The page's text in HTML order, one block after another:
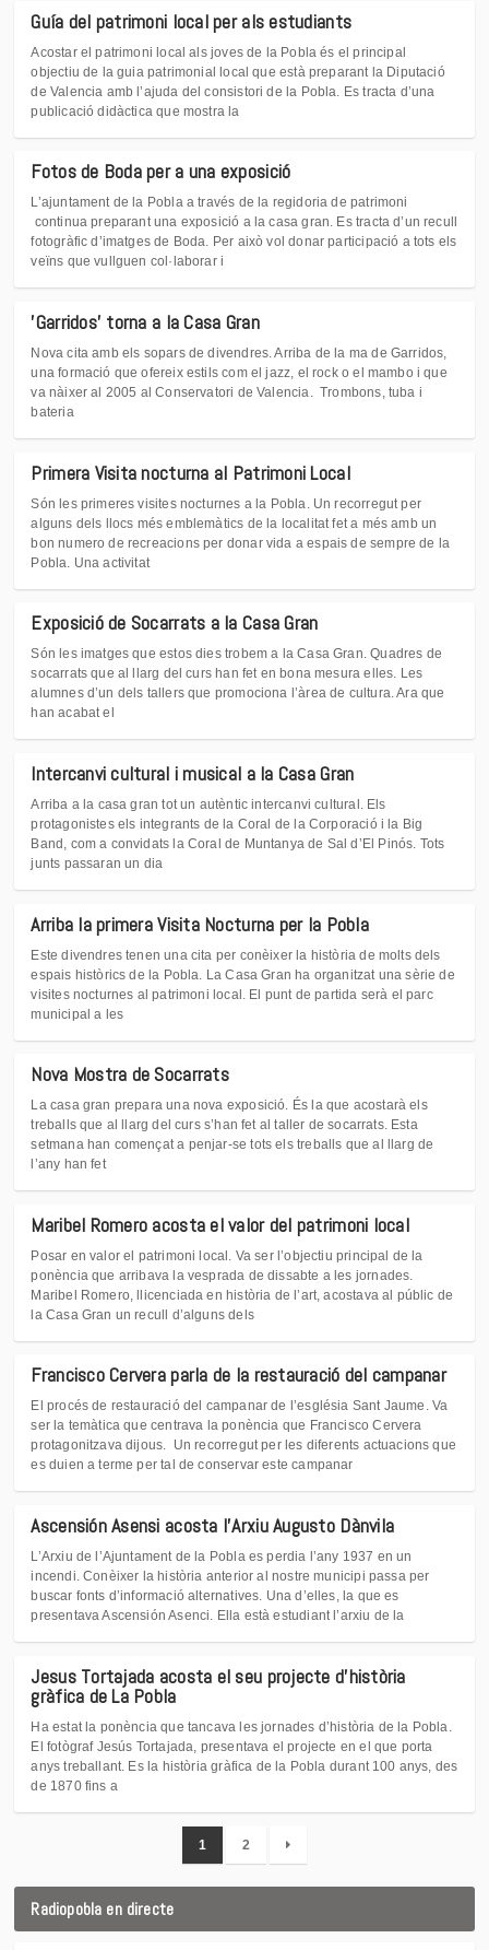
Guía del patrimoni local per als estudiants
Acostar el patrimoni local als joves de la Pobla és el principal
objectiu de la guia patrimonial local que està preparant la Diputació
de Valencia amb l’ajuda del consistori de la Pobla. Es tracta d’una
publicació didàctica que mostra la
Fotos de Boda per a una exposició
L’ajuntament de la Pobla a través de la regidoria de patrimoni
continua preparant una exposició a la casa gran. Es tracta d’un recull
fotogràfic d’imatges de Boda. Per això vol donar participació a tots els
veïns que vullguen col·laborar i
'Garridos' torna a la Casa Gran
Nova cita amb els sopars de divendres. Arriba de la ma de Garridos,
una formació que ofereix estils com el jazz, el rock o el mambo i que
va nàixer al 2005 al Conservatori de Valencia. Trombons, tuba i
bateria
Primera Visita nocturna al Patrimoni Local
Són les primeres visites nocturnes a la Pobla. Un recorregut per
alguns dels llocs més emblemàtics de la localitat fet a més amb un
bon numero de recreacions per donar vida a espais de sempre de la
Pobla. Una activitat
Exposició de Socarrats a la Casa Gran
Són les imatges que estos dies trobem a la Casa Gran. Quadres de
socarrats que al llarg del curs han fet en bona mesura elles. Les
alumnes d’un dels tallers que promociona l’àrea de cultura. Ara que
han acabat el
Intercanvi cultural i musical a la Casa Gran
Arriba a la casa gran tot un autèntic intercanvi cultural. Els
protagonistes els integrants de la Coral de la Corporació i la Big
Band, com a convidats la Coral de Muntanya de Sal d’El Pinós. Tots
junts passaran un dia
Arriba la primera Visita Nocturna per la Pobla
Este divendres tenen una cita per conèixer la història de molts dels
espais històrics de la Pobla. La Casa Gran ha organitzat una sèrie de
visites nocturnes al patrimoni local. El punt de partida serà el parc
municipal a les
Nova Mostra de Socarrats
La casa gran prepara una nova exposició. És la que acostarà els
treballs que al llarg del curs s’han fet al taller de socarrats. Esta
setmana han començat a penjar-se tots els treballs que al llarg de
l’any han fet
Maribel Romero acosta el valor del patrimoni local
Posar en valor el patrimoni local. Va ser l’objectiu principal de la
ponència que arribava la vesprada de dissabte a les jornades.
Maribel Romero, llicenciada en història de l’art, acostava al públic de
la Casa Gran un recull d’alguns dels
Francisco Cervera parla de la restauració del campanar
El procés de restauració del campanar de l’església Sant Jaume. Va
ser la temàtica que centrava la ponència que Francisco Cervera
protagonitzava dijous. Un recorregut per les diferents actuacions que
es duien a terme per tal de conservar este campanar
Ascensión Asensi acosta l'Arxiu Augusto Dànvila
L’Arxiu de l’Ajuntament de la Pobla es perdia l’any 1937 en un
incendi. Conèixer la història anterior al nostre municipi passa per
buscar fonts d’informació alternatives. Una d’elles, la que es
presentava Ascensión Asenci. Ella està estudiant l’arxiu de la
Jesus Tortajada acosta el seu projecte d'història
gràfica de La Pobla
Ha estat la ponència que tancava les jornades d’història de la Pobla.
El fotògraf Jesús Tortajada, presentava el projecte en el que porta
anys treballant. Es la història gràfica de la Pobla durant 100 anys, des
de 1870 fins a
1 2
Radiopobla en directe